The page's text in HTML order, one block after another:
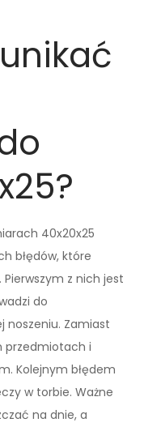
40x20x25
błędów, które
z nich jest
do
noszeniu. Zamiast
przedmiotach i
Kolejnym błędem
w torbie. Ważne
na dnie, a